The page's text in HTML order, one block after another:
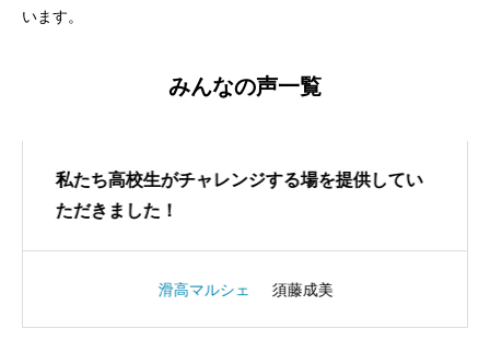
います。
みんなの声一覧
私たち高校生がチャレンジする場を提供してい
ただきました！
滑高マルシェ 須藤成美